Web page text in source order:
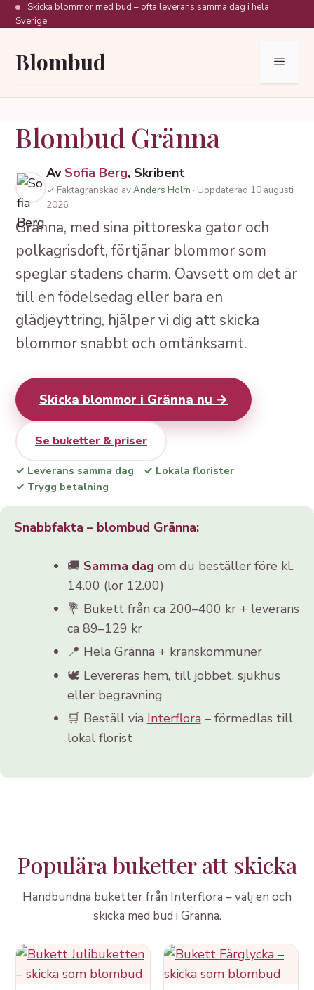
Hoppa
till
Skicka blommor med bud – ofta leverans samma dag i hela
Sverige
Blombud Meny
Blombud Gränna
Av Sofia Berg, Skribent
✓ Faktagranskad avAnders Holm · Uppdaterad 10 augusti
2026
Gränna, med sina pittoreska gator och
polkagrisdoft, förtjänar blommor som
speglar stadens charm. Oavsett om det är
till en födelsedag eller bara en
glädjeyttring, hjälper vi dig att skicka
blommor snabbt och omtänksamt.
Skicka blommor i Gränna nu →
Se buketter & priser
✓ Leverans samma dag
✓ Lokala florister
✓ Trygg betalning
Snabbfakta – blombud Gränna:
🚚 Samma dag om du beställer före kl.
14.00 (lör 12.00)
💐 Bukett från ca 200–400 kr + leverans
ca 89–129 kr
📍 Hela Gränna + kranskommuner
🕊️ Levereras hem, till jobbet, sjukhus
eller begravning
🛒 Beställ via Interflora– förmedlas till
lokal florist
Populära buketter att skicka
Handbundna buketter från Interflora – välj en och
skicka med bud i Gränna.